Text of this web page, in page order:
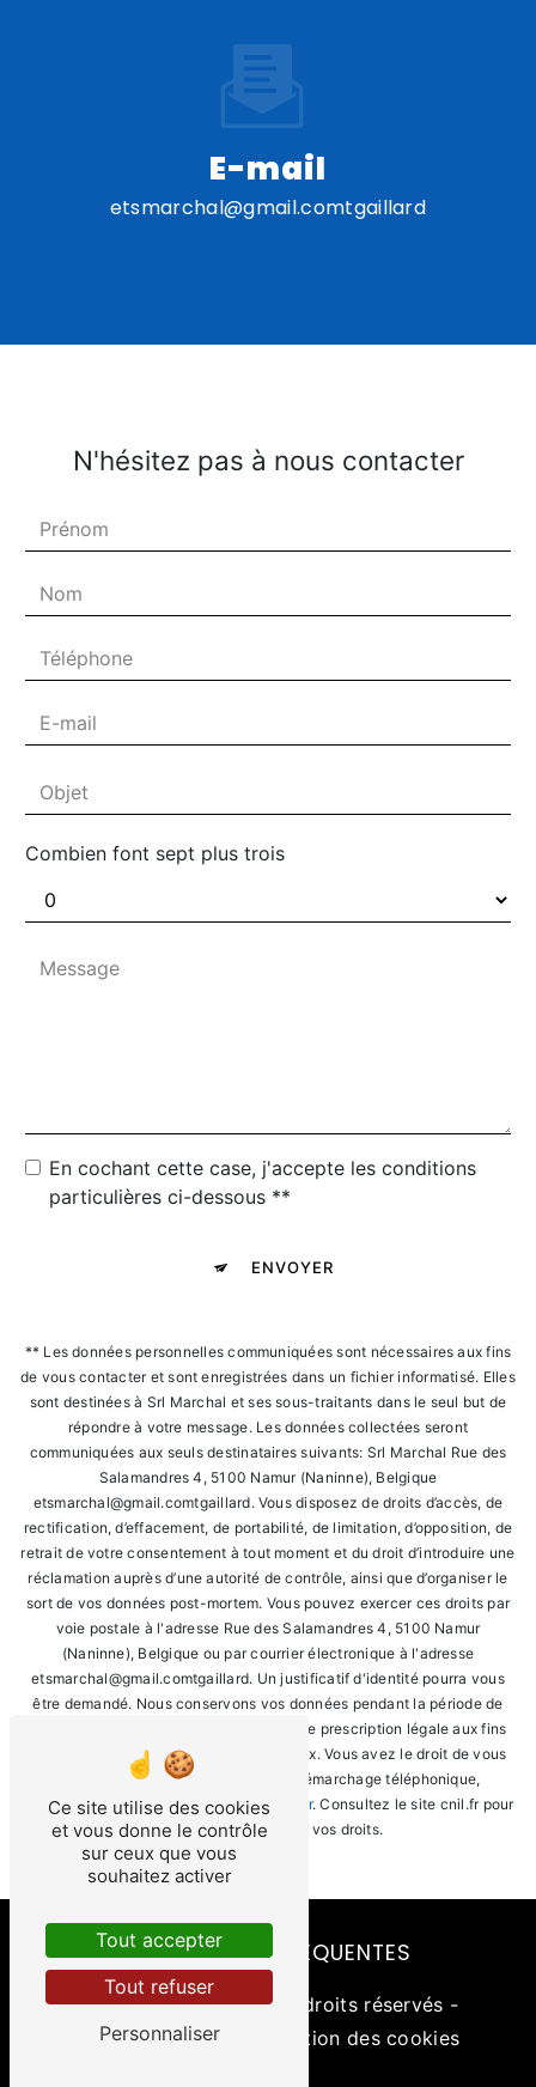
E-mail
etsmarchal@gmail.comtgaillard
N'hésitez pas à nous contacter
Combien font sept plus trois
En cochant cette case, j'accepte les conditions
particulières ci-dessous **
ENVOYER
** Les données personnelles communiquées sont nécessaires aux fins
de vous contacter et sont enregistrées dans un fichier informatisé. Elles
sont destinées à Srl Marchal et ses sous-traitants dans le seul but de
répondre à votre message. Les données collectées seront
communiquées aux seuls destinataires suivants: Srl Marchal Rue des
Salamandres 4, 5100 Namur (Naninne), Belgique
etsmarchal@gmail.comtgaillard. Vous disposez de droits d’accès, de
rectification, d’effacement, de portabilité, de limitation, d’opposition, de
retrait de votre consentement à tout moment et du droit d’introduire une
réclamation auprès d’une autorité de contrôle, ainsi que d’organiser le
sort de vos données post-mortem. Vous pouvez exercer ces droits par
voie postale à l'adresse Rue des Salamandres 4, 5100 Namur
(Naninne), Belgique ou par courrier électronique à l'adresse
etsmarchal@gmail.comtgaillard. Un justificatif d'identité pourra vous
être demandé. Nous conservons vos données pendant la période de
prise de contact puis pendant la durée de prescription légale aux fins
probatoires et de gestion des contentieux. Vous avez le droit de vous
inscrire sur la liste d'opposition au démarchage téléphonique,
disponible à cette adresse:Bloctel.gouv.fr. Consultez le site cnil.fr pour
plus d’informations sur vos droits.
RECHERCHES FRÉQUENTES
©Vistalid- 2026 - Tous droits réservés -
Mentions légales
Gestion des cookies
Ce site utilise des cookies
et vous donne le contrôle
sur ceux que vous
souhaitez activer
Tout accepter
Tout refuser
Personnaliser